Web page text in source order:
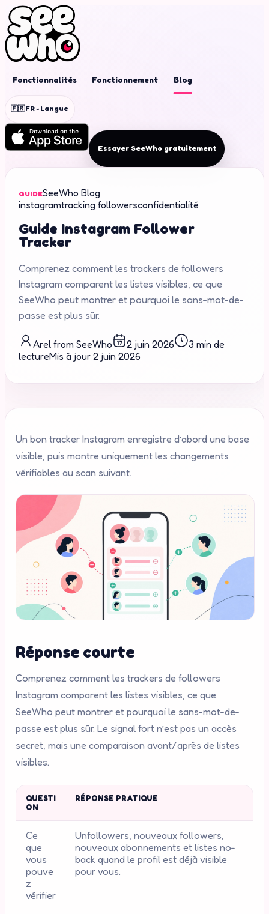
Fonctionnalités Fonctionnement Blog
🇫🇷FR⌄Langue
Essayer SeeWho gratuitement
GUIDESeeWho Blog
instagramtracking followersconfidentialité
Guide Instagram Follower
Tracker
Comprenez comment les trackers de followers
Instagram comparent les listes visibles, ce que
SeeWho peut montrer et pourquoi le sans-mot-de-
passe est plus sûr.
Arel from SeeWho 2 juin 2026
3 min de
lectureMis à jour 2 juin 2026
Un bon tracker Instagram enregistre d’abord une base
visible, puis montre uniquement les changements
vérifiables au scan suivant.
Réponse courte
Comprenez comment les trackers de followers
Instagram comparent les listes visibles, ce que
SeeWho peut montrer et pourquoi le sans-mot-de-
passe est plus sûr. Le signal fort n’est pas un accès
secret, mais une comparaison avant/après de listes
visibles.
QUESTI
ON
RÉPONSE PRATIQUE
Ce
que
vous
pouve
z
vérifier
Unfollowers, nouveaux followers,
nouveaux abonnements et listes no-
back quand le profil est déjà visible
pour vous.